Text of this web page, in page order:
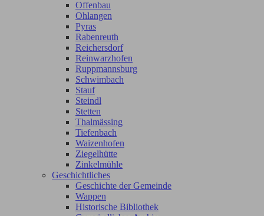
Offenbau
Ohlangen
Pyras
Rabenreuth
Reichersdorf
Reinwarzhofen
Ruppmannsburg
Schwimbach
Stauf
Steindl
Stetten
Thalmässing
Tiefenbach
Waizenhofen
Ziegelhütte
Zinkelmühle
Geschichtliches
Geschichte der Gemeinde
Wappen
Historische Bibliothek